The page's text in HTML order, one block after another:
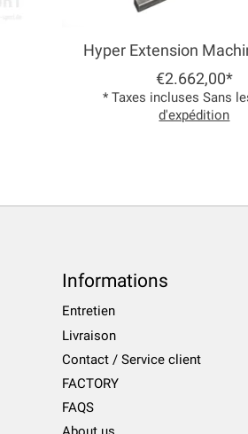
Hyper Extension
€2.662,00*
* Taxes incluses Sans
d'expédition
Informations
Entretien
Livraison
Contact / Service client
FACTORY
FAQS